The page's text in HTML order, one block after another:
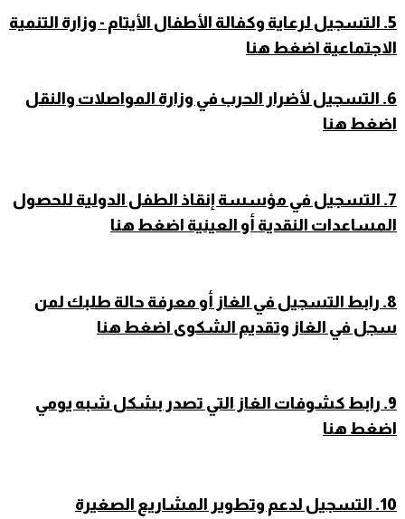
5. التسجيل لرعاية وكفالة الأطفال الأيتام - وزارة التنمية
الاجتماعية اضغط هنا
6. التسجيل لأضرار الحرب في وزارة المواصلات والنقل
اضغط هنا
7. التسجيل في مؤسسة إنقاذ الطفل الدولية للحصول
المساعدات النقدية أو العينية اضغط هنا
8. رابط التسجيل في الغاز أو معرفة حالة طلبك لمن
سجل في الغاز وتقديم الشكوى اضغط هنا
9
. رابط كشوفات الغاز التي تصدر بشكل شبه يومي
اضغط هنا
10. التسجيل لدعم وتطوير المشاريع الصغيرة